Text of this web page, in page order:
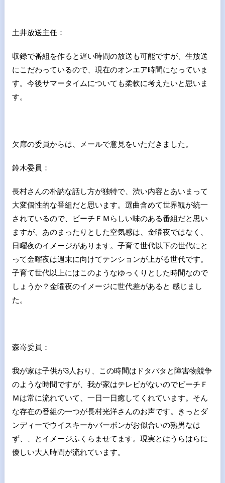
土井放送主任：
収録で番組を作ると遅い時間の放送も可能ですが、生放送
にこだわっているので、現在のオンエア時間になっていま
す。今後サマータイムについても柔軟に考えたいと思いま
す。
欠席の委員からは、メールで意見をいただきました。
鈴木委員：
長村さんの朴訥な話し方が独特で、渋い内容とあいまって
大変個性的な番組だと思います。選曲含めて世界観が統一
されているので、ビーチＦＭらしい味のある番組だと思い
ますが、あのまったりとした空気感は、金曜夜ではなく、
日曜夜のイメージがあります。子育て世代以下の世代にと
って金曜夜は週末に向けてテンションが上がる世代です。
子育て世代以上にはこのようなゆっくりとした時間なので
しょうか？金曜夜のイメージに世代差があると 感じまし
た。
森嵜委員：
我が家は子供が3人おり、この時間はドタバタと障害物競争
のような時間ですが、我が家はテレビがないのでビーチＦ
Ｍは常に流れていて、一日一日癒してくれています。そん
な存在の番組の一つが長村光洋さんのお声です。きっとダ
ンディーでウイスキーかバーボンがお似合いの熟男なは
ず、、とイメージふくらませてます。現実とはうらはらに
優しい大人時間が流れています。